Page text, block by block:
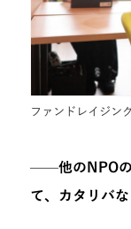
ファンドレイジン
——他のNPOの
て、カタリバ